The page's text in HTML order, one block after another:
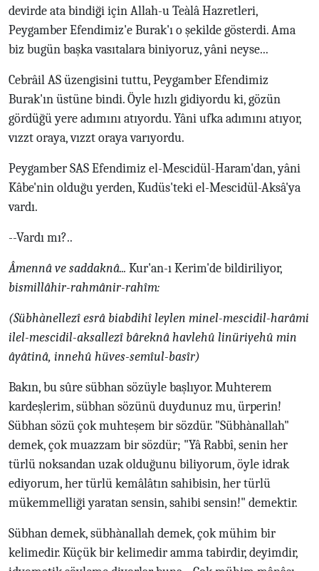
devirde ata bindiği için Allah-u Teàlâ Hazretleri,
Peygamber Efendimiz'e Burak'ı o şekilde gösterdi. Ama
biz bugün başka vasıtalara biniyoruz, yâni neyse...
Cebrâil AS üzengisini tuttu, Peygamber Efendimiz
Burak'ın üstüne bindi. Öyle hızlı gidiyordu ki, gözün
gördüğü yere adımını atıyordu. Yâni ufka adımını atıyor,
vızzt oraya, vızzt oraya varıyordu.
Peygamber SAS Efendimiz el-Mescidül-Haram'dan, yâni
Kâbe'nin olduğu yerden, Kudüs'teki el-Mescidül-Aksâ'ya
vardı.
--Vardı mı?..
Âmennâ ve saddaknâ... Kur'an-ı Kerim'de bildiriliyor,
bismillâhir-rahmânir-rahîm:
(Sübhànellezî esrâ biabdihî leylen minel-mescidil-harâmi
ilel-mescidil-aksallezî bâreknâ havlehû linüriyehû min
âyâtinâ, innehû hüves-semîul-basîr)
Bakın, bu sûre sübhan sözüyle başlıyor. Muhterem
kardeşlerim, sübhan sözünü duydunuz mu, ürperin!
Sübhan sözü çok muhteşem bir sözdür. "Sübhànallah"
demek, çok muazzam bir sözdür; "Yâ Rabbî, senin her
türlü noksandan uzak olduğunu biliyorum, öyle idrak
ediyorum, her türlü kemâlâtın sahibisin, her türlü
mükemmelliği yaratan sensin, sahibi sensin!" demektir.
Sübhan demek, sübhànallah demek, çok mühim bir
kelimedir. Küçük bir kelimedir amma tabirdir, deyimdir,